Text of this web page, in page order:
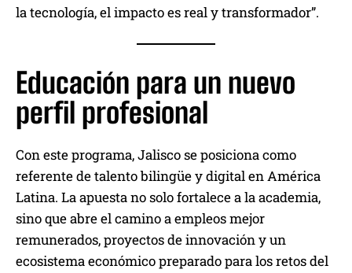
la tecnología, el impacto es real y transformador”.
Educación para un nuevo
perfil profesional
Con este programa, Jalisco se posiciona como
referente de talento bilingüe y digital en América
Latina. La apuesta no solo fortalece a la academia,
sino que abre el camino a empleos mejor
remunerados, proyectos de innovación y un
ecosistema económico preparado para los retos del